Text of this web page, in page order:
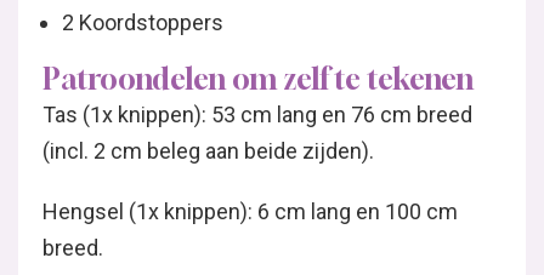
2 Koordstoppers
Patroondelen om zelf te tekenen
Tas (1x knippen): 53 cm lang en 76 cm breed
(incl. 2 cm beleg aan beide zijden).
Hengsel (1x knippen): 6 cm lang en 100 cm
breed.